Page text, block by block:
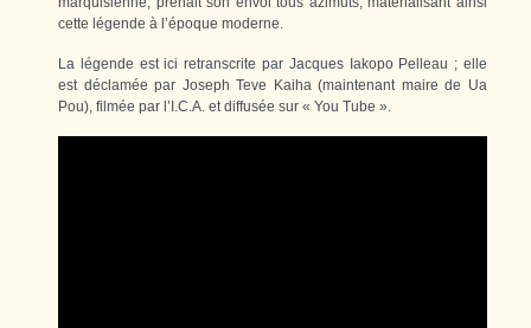
cette légende à l’époque moderne.
La légende est ici retranscrite par Jacques Iakopo Pelleau ; elle
est déclamée par Joseph Teve Kaiha (maintenant maire de Ua
Pou), filmée par l’I.C.A. et diffusée sur « You Tube ».